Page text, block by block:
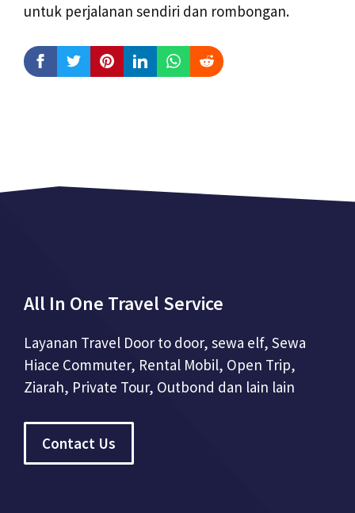
untuk perjalanan sendiri dan rombongan.
All In One Travel Service
Layanan Travel Door to door, sewa elf, Sewa
Hiace Commuter, Rental Mobil, Open Trip,
Ziarah, Private Tour, Outbond dan lain lain
Contact Us